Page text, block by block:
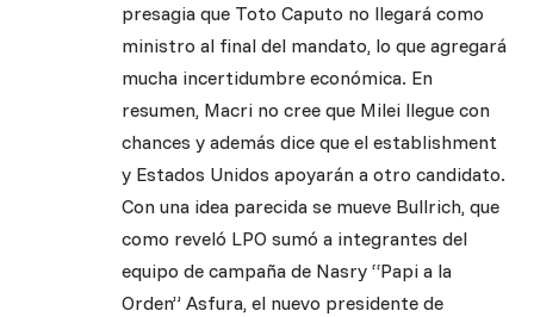
presagia que Toto Caputo no llegará como
ministro al final del mandato, lo que agregará
mucha incertidumbre económica. En
resumen, Macri no cree que Milei llegue con
chances y además dice que el establishment
y Estados Unidos apoyarán a otro candidato.
Con una idea parecida se mueve Bullrich, que
como reveló LPO sumó a integrantes del
equipo de campaña de Nasry “Papi a la
Orden” Asfura, el nuevo presidente de